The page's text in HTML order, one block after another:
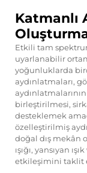
Katmanlı
Etkili tam
uyarlanabilir
yoğunluklarda
aydınlatmaları,
birleştirilmesi,
desteklemek
özelleştirilmiş
doğal dış mekân
ışığı, yansıyan
etkileşimini taklit